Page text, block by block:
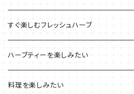
ブリキプランターの栽培キット
木製プランターの栽培キット
プラ製プランターの栽培キット
おすすめの寄せ植え
2022年のお正月
2022年の母の日
2021年の敬老の日
すぐ楽しむフレッシュハーブ
ハーブミックス
ハーブブーケ
ハーブティーを楽しみたい
ハーブティーの定番ハーブ
料理を楽しみたい